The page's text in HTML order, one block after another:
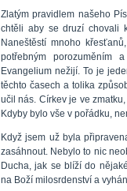
Zlatým pravidlem našeho
chtěli aby se druzí chovali
Naneštěstí mnoho
potřebným porozuměním
Evangelium nežijí. To je
těchto časech a tolika
učil nás. Církev je ve
Kdyby bylo vše v pořádku,
Když jsem už byla
zasáhnout. Nebylo to nic
Ducha, jak se blíží do
na Boží milosrdenství a